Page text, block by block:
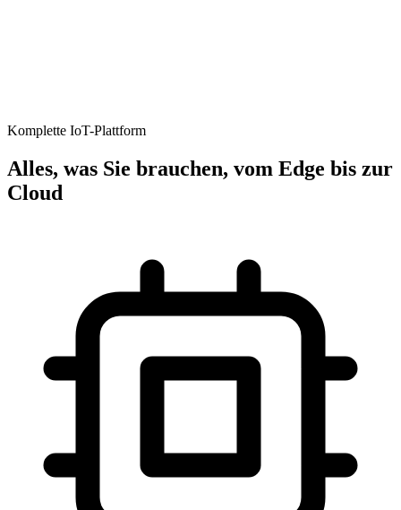
Komplette IoT-Plattform
Alles, was Sie brauchen, vom Edge bis zur
Cloud